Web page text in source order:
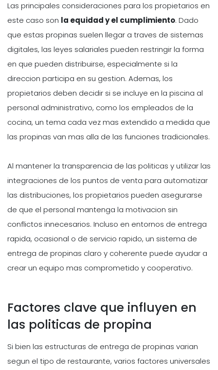
Las principales consideraciones para los propietarios en
este caso son la equidad y el cumplimiento. Dado
que estas propinas suelen llegar a traves de sistemas
digitales, las leyes salariales pueden restringir la forma
en que pueden distribuirse, especialmente si la
direccion participa en su gestion. Ademas, los
propietarios deben decidir si se incluye en la piscina al
personal administrativo, como los empleados de la
cocina, un tema cada vez mas extendido a medida que
las propinas van mas alla de las funciones tradicionales.
Al mantener la transparencia de las politicas y utilizar las
integraciones de los puntos de venta para automatizar
las distribuciones, los propietarios pueden asegurarse
de que el personal mantenga la motivacion sin
conflictos innecesarios. Incluso en entornos de entrega
rapida, ocasional o de servicio rapido, un sistema de
entrega de propinas claro y coherente puede ayudar a
crear un equipo mas comprometido y cooperativo.
Factores clave que influyen en
las politicas de propina
Si bien las estructuras de entrega de propinas varian
segun el tipo de restaurante, varios factores universales